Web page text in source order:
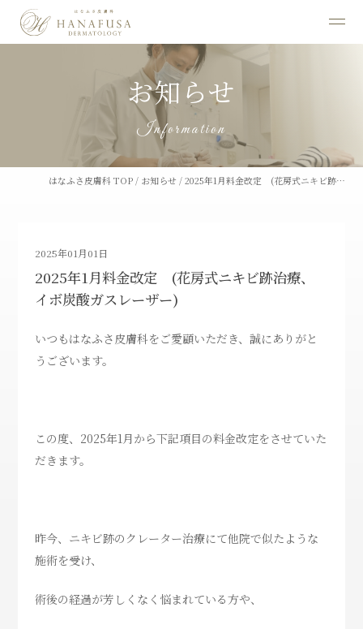
お知らせ
Information
はなふさ皮膚科 TOP / お知らせ /2025年1月料金改定 (花房式ニキビ跡…
2025年01月01日
2025年1月料金改定 (花房式ニキビ跡治療、
イボ炭酸ガスレーザー)
いつもはなふさ皮膚科をご愛顧いただき、誠にありがと
うございます。
この度、2025年1月から下記項目の料金改定をさせていた
だきます。
昨今、ニキビ跡のクレーター治療にて他院で似たような
施術を受け、
術後の経過が芳しくなく悩まれている方や、